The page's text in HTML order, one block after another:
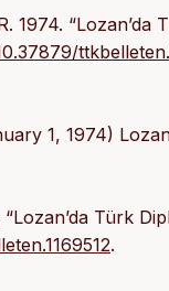
1974. “Lozan’da
1, 1974)
Türk
.